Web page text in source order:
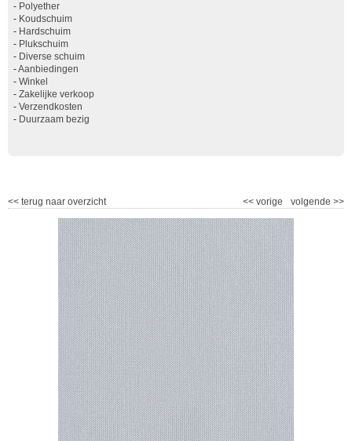
- Polyether
- Koudschuim
- Hardschuim
- Plukschuim
- Diverse schuim
-Aanbiedingen
- Winkel
- Zakelijke verkoop
- Verzendkosten
- Duurzaam bezig
<< terug naar overzicht volgende >>
<< vorige